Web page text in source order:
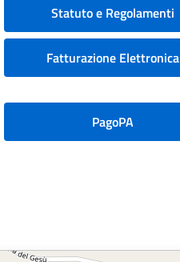
Statuto e Regolamenti
Fatturazione Elettronica
PagoPA